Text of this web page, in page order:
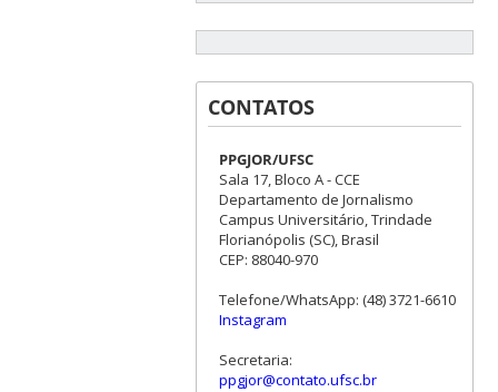
CONTATOS
PPGJOR/UFSC
Sala 17, Bloco A - CCE
Departamento de Jornalismo
Campus Universitário, Trindade
Florianópolis (SC), Brasil
CEP: 88040-970
Telefone/WhatsApp: (48) 3721-6610
Instagram
Secretaria:
ppgjor@contato.ufsc.br